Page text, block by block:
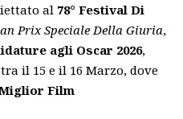
al 78° Festival Di
Prix Speciale Della Giuria,
agli Oscar 2026,
il 15 e il 16 Marzo, dove
Film